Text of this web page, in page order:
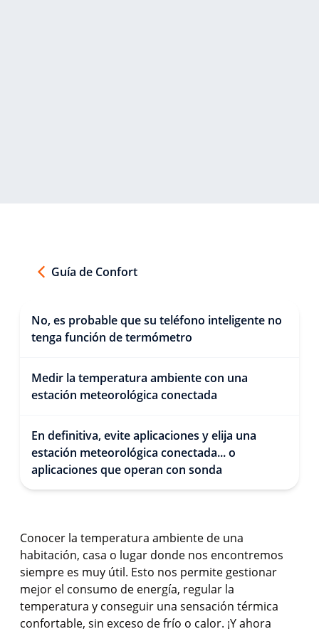
Guía de Confort
No, es probable que su teléfono inteligente no
tenga función de termómetro
Medir la temperatura ambiente con una
estación meteorológica conectada
En definitiva, evite aplicaciones y elija una
estación meteorológica conectada... o
aplicaciones que operan con sonda
Conocer la temperatura ambiente de una
habitación, casa o lugar donde nos encontremos
siempre es muy útil. Esto nos permite gestionar
mejor el consumo de energía, regular la
temperatura y conseguir una sensación térmica
confortable, sin exceso de frío o calor. ¡Y ahora